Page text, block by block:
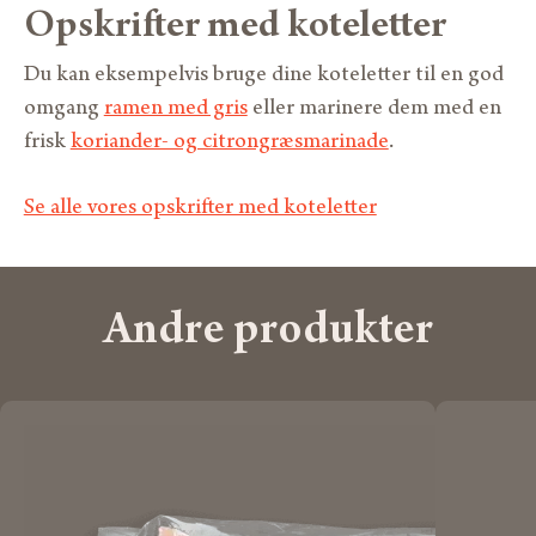
Opskrifter med koteletter
Du kan eksempelvis bruge dine koteletter til en god
omgangramen med griseller marinere dem med en
friskkoriander- og citrongræsmarinade.
Se alle vores opskrifter med koteletter
Andre produkter